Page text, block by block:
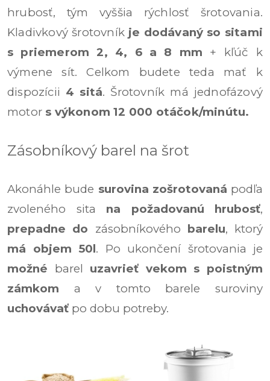
hrubosť, tým vyššia rýchlosť šrotovania.
Kladivkový šrotovník je dodávaný so sitami
s priemerom 2, 4, 6 a 8 mm + kľúč k
výmene sít. Celkom budete teda mať k
dispozícii 4 sitá. Šrotovník má jednofázový
motor s výkonom 12 000 otáčok/minútu.
Zásobníkový barel na šrot
Akonáhle bude surovina zošrotovaná podľa
zvoleného sita na požadovanú hrubosť,
prepadne do zásobníkového barelu, ktorý
má objem 50l. Po ukončení šrotovania je
možné barel uzavrieť vekom s poistným
zámkom a v tomto barele suroviny
uchovávať po dobu potreby.